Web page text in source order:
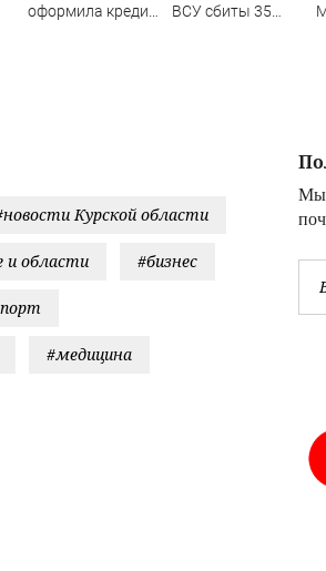
оформила кредит
ВСУ сбиты 35
Мы
Курской области
и области #бизнес
#медицина